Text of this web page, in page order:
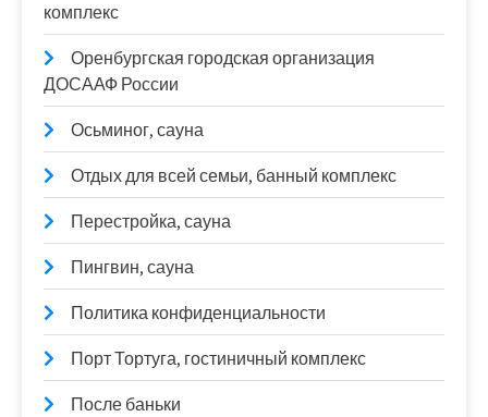
комплекс
Оренбургская городская организация
ДОСААФ России
Осьминог, сауна
Отдых для всей семьи, банный комплекс
Перестройка, сауна
Пингвин, сауна
Политика конфиденциальности
Порт Тортуга, гостиничный комплекс
После баньки